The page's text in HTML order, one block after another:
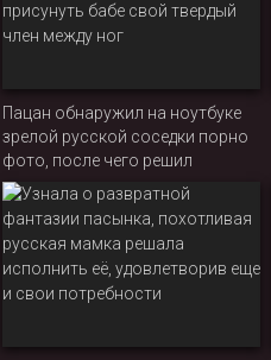
Пацан обнаружил на ноутбуке
зрелой русской соседки порно
фото, после чего решил
присунуть бабе свой твердый
член между ног